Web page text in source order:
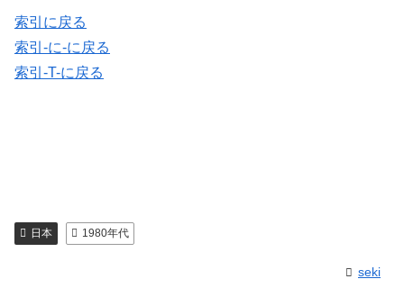
索引に戻る
索引-に-に戻る
索引-T-に戻る
日本 1980年代
seki